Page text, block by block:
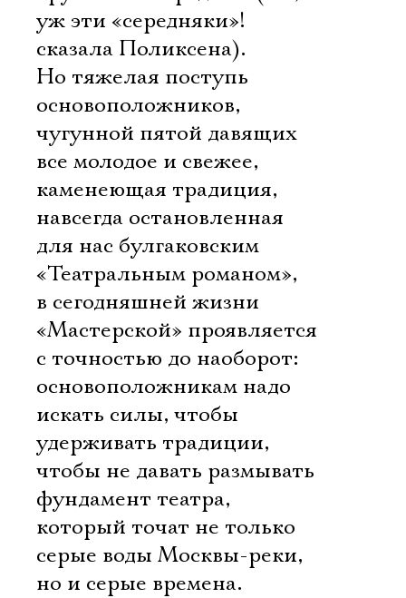
уж эти «середняки»! 
сказала Поликсена).
Но тяжелая поступь
основоположников,
чугунной пятой давящих
все молодое и свежее,
каменеющая традиция,
навсегда остановленная
для нас булгаковским
«Театральным романом»,
в сегодняшней жизни
«Мастерской» проявляется
с точностью до наоборот:
основоположникам надо
искать силы, чтобы
удерживать традиции,
чтобы не давать размывать
фундамент театра,
который точат не только
серые воды Москвы-реки,
но и серые времена.